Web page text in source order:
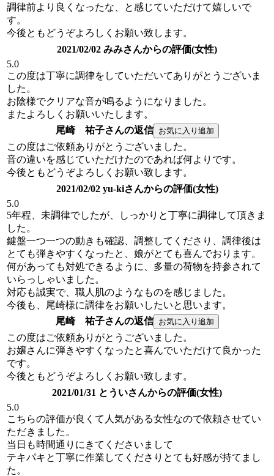
調律前より良くなったな、と感じていただけて嬉しいで
す。
今後ともどうぞよろしくお願い致します。
2021/02/02 みみさんからの評価(女性)
5.0
この度は丁寧に調律をしていただいてありがとうございま
した。
お陰様でクリアな音が鳴るようになりました。
またよろしくお願いいたします。
尾崎 祐子さんの返信
この度はご依頼ありがとうございました。
音の違いを感じていただけたのであれば何よりです。
今後ともどうぞよろしくお願い致します。
2021/02/02 yu-kiさんからの評価(女性)
5.0
5年程、未調律でしたが、しっかりと丁寧に調律して頂きま
した。
鍵盤一つ一つの動きも確認、調整してくださり、調律後は
とても弾きやすくなったと、娘がとても喜んでおります。
何があっても対処できるように、多量の荷物を持参されて
いらっしゃいました。
対応も誠実で、職人肌のようなものを感じました。
今後も、尾崎様に調律をお願いしたいと思います。
尾崎 祐子さんの返信
この度はご依頼ありがとうございました。
お嬢さんに弾きやすくなったと喜んでいただけて良かった
です。
今後ともどうぞよろしくお願い致します。
2021/01/31 とういさんからの評価(女性)
5.0
こちらの評価が良くて人気がある女性なので依頼させてい
ただきました。
当日も時間通りにきてくださいまして
テキパキと丁寧に作業してくださりとても好感が持てまし
た。